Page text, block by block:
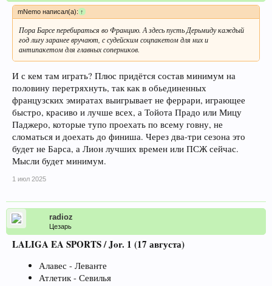
mNemo написал(а):↑
Пора Барсе перебираться во Францию. А здесь пусть Дерьмиду каждый
год лигу заранее вручают, с судейским соцпакетом для них и
антипакетом для главных соперников.
И с кем там играть? Плюс придётся состав минимум на
половину перетряхнуть, так как в обьединенных
французских эмиратах выигрывает не феррари, играющее
быстро, красиво и лучше всех, а Тойота Прадо или Мицу
Паджеро, которые тупо проехать по всему говну, не
сломаться и доехать до финиша. Через два-три сезона это
будет не Барса, а Лион лучших времен или ПСЖ сейчас.
Мысли будет минимум.
1 июл 2025
radioz
Цезарь
LALIGA EA SPORTS / Jor. 1 (17 августа)
Алавес - Леванте
Атлетик - Севилья